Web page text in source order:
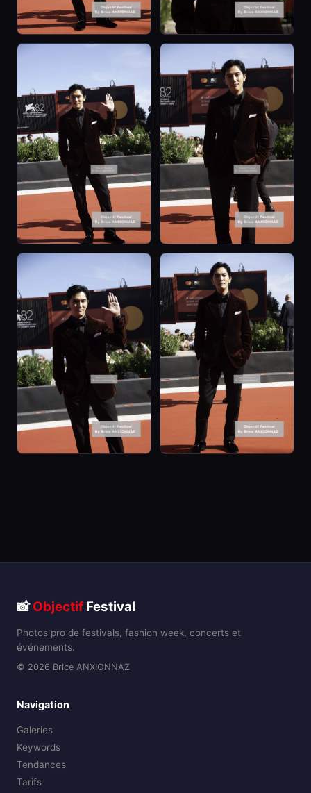
📸Objectif Festival
Photos pro de festivals, fashion week, concerts et
événements.
© 2026 Brice ANXIONNAZ
Navigation
Galeries
Keywords
Tendances
Tarifs